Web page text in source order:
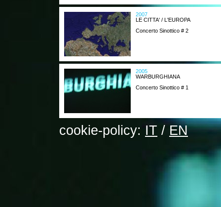
2007
LE CITTA' / L'EUROPA
Concerto Sinottico # 2
2005
WARBURGHIANA
Concerto Sinottico # 1
cookie-policy: IT / EN